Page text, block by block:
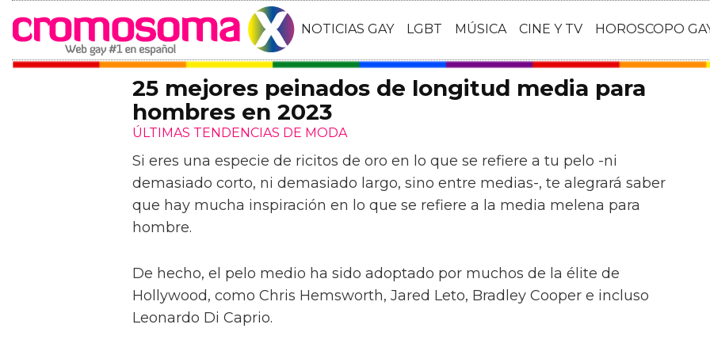
NOTICIAS GAY LGBT MÚSICA CINE Y TV HOROSCOPO
25 mejores peinados de longitud media para
hombres en 2023
ÚLTIMAS TENDENCIAS DE MODA
Si eres una especie de ricitos de oro en lo que se refiere a tu pelo -ni
demasiado corto, ni demasiado largo, sino entre medias-, te alegrará saber
que hay mucha inspiración en lo que se refiere a la media melena para
hombre.
De hecho, el pelo medio ha sido adoptado por muchos de la élite de
Hollywood, como Chris Hemsworth, Jared Leto, Bradley Cooper e incluso
Leonardo Di Caprio.